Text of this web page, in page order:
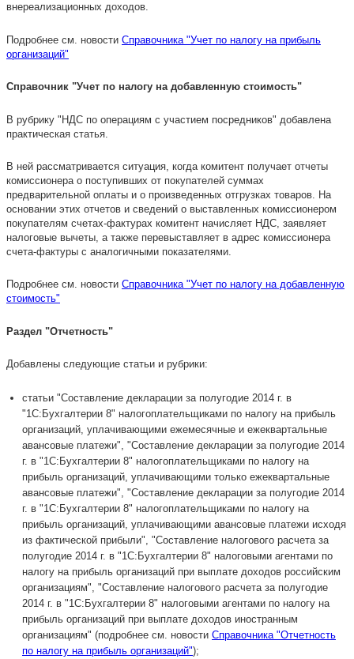
внереализационных доходов.
Подробнее см. новости Справочника "Учет по налогу на прибыль
организаций"
Справочник "Учет по налогу на добавленную стоимость"
В рубрику "НДС по операциям с участием посредников" добавлена
практическая статья.
В ней рассматривается ситуация, когда комитент получает отчеты
комиссионера о поступивших от покупателей суммах
предварительной оплаты и о произведенных отгрузках товаров. На
основании этих отчетов и сведений о выставленных комиссионером
покупателям счетах-фактурах комитент начисляет НДС, заявляет
налоговые вычеты, а также перевыставляет в адрес комиссионера
счета-фактуры с аналогичными показателями.
Подробнее см. новости Справочника "Учет по налогу на добавленную
стоимость"
Раздел "Отчетность"
Добавлены следующие статьи и рубрики:
статьи "Составление декларации за полугодие 2014 г. в
"1С:Бухгалтерии 8" налогоплательщиками по налогу на прибыль
организаций, уплачивающими ежемесячные и ежеквартальные
авансовые платежи", "Составление декларации за полугодие 2014
г. в "1С:Бухгалтерии 8" налогоплательщиками по налогу на
прибыль организаций, уплачивающими только ежеквартальные
авансовые платежи", "Составление декларации за полугодие 2014
г. в "1С:Бухгалтерии 8" налогоплательщиками по налогу на
прибыль организаций, уплачивающими авансовые платежи исходя
из фактической прибыли", "Составление налогового расчета за
полугодие 2014 г. в "1С:Бухгалтерии 8" налоговыми агентами по
налогу на прибыль организаций при выплате доходов российским
организациям", "Составление налогового расчета за полугодие
2014 г. в "1С:Бухгалтерии 8" налоговыми агентами по налогу на
прибыль организаций при выплате доходов иностранным
организациям" (подробнее см. новости Справочника "Отчетность
по налогу на прибыль организаций");